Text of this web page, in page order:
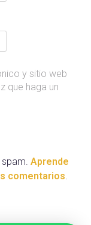
y sitio web
que haga un
Aprende
comentarios